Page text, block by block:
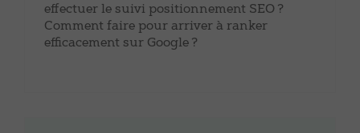
effectuer le suivi positionnement SEO ?
Comment faire pour arriver à ranker
efficacement sur Google ?